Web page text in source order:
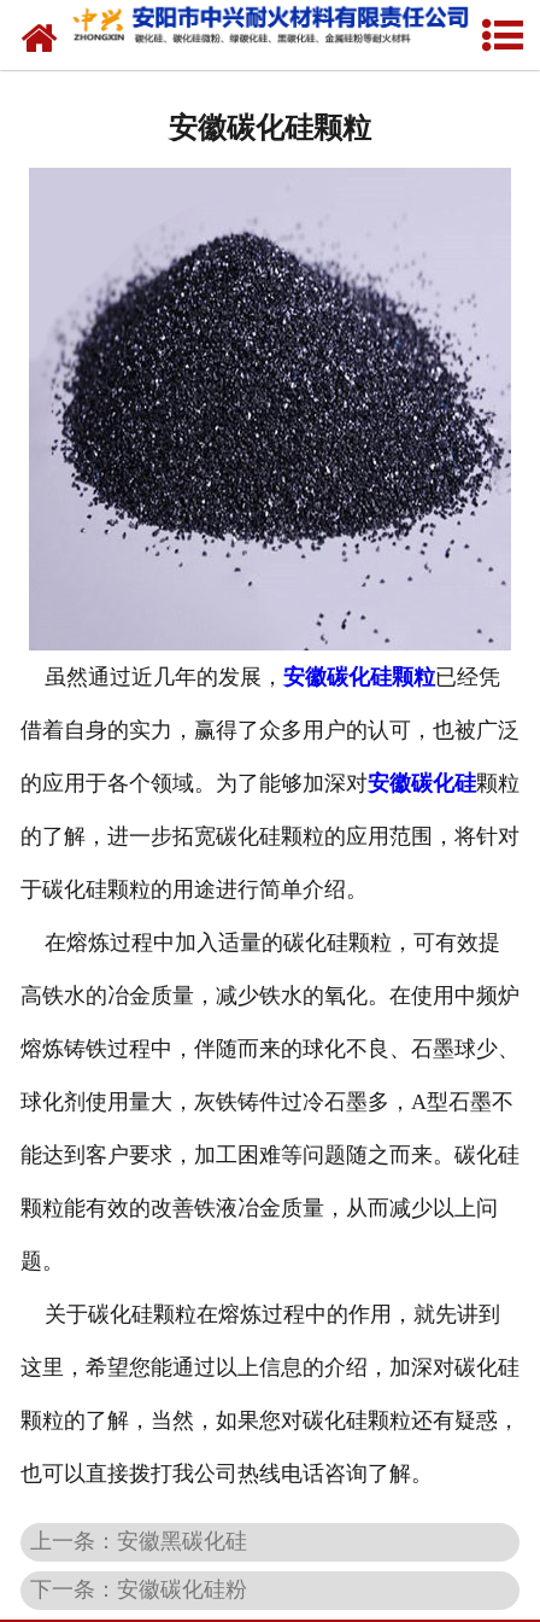
网站首页
安徽碳化硅微粉
安徽绿碳化硅
安徽黑碳化硅
安徽焦粉
安徽中兴耐火材料
安徽碳化硅颗粒
虽然通过近几年的发展， 安徽碳化硅颗粒已经凭
借着自身的实力，赢得了众多用户的认可，也被广泛
的应用于各个领域。为了能够加深对安徽碳化硅颗粒
的了解，进一步拓宽碳化硅颗粒的应用范围，将针对
于碳化硅颗粒的用途进行简单介绍。
在熔炼过程中加入适量的碳化硅颗粒，可有效提
高铁水的冶金质量，减少铁水的氧化。在使用中频炉
熔炼铸铁过程中，伴随而来的球化不良、石墨球少、
球化剂使用量大，灰铁铸件过冷石墨多，A型石墨不
能达到客户要求，加工困难等问题随之而来。碳化硅
颗粒能有效的改善铁液冶金质量，从而减少以上问
题。
关于碳化硅颗粒在熔炼过程中的作用，就先讲到
这里，希望您能通过以上信息的介绍，加深对碳化硅
颗粒的了解，当然，如果您对碳化硅颗粒还有疑惑，
也可以直接拨打我公司热线电话咨询了解。
上一条：安徽黑碳化硅
下一条：安徽碳化硅粉